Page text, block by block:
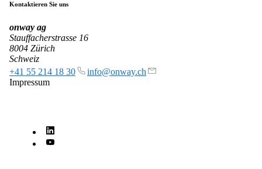
Produkte
Referenzen
Kontaktieren Sie uns
onway ag
Stauffacherstrasse 16
8004 Zürich
Schweiz
+41 55 214 18 30
info@onway.ch
Impressum